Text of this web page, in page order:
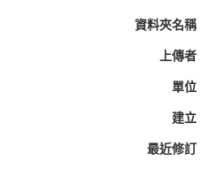
資料夾名稱
上傳者
單位
建立
最近修訂